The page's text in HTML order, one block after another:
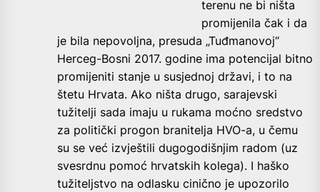
terenu ne bi ništa
promijenila čak i da
je bila nepovoljna, presuda „Tuđmanovoj“
Herceg-Bosni 2017. godine ima potencijal bitno
promijeniti stanje u susjednoj državi, i to na
štetu Hrvata. Ako ništa drugo, sarajevski
tužitelji sada imaju u rukama moćno sredstvo
za politički progon branitelja HVO-a, u čemu
su se već izvještili dugogodišnjim radom (uz
svesrdnu pomoć hrvatskih kolega). I haško
tužiteljstvo na odlasku cinično je upozorilo